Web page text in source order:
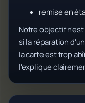
remise en
Notre objectif
si la réparation
la carte est trop
l'explique